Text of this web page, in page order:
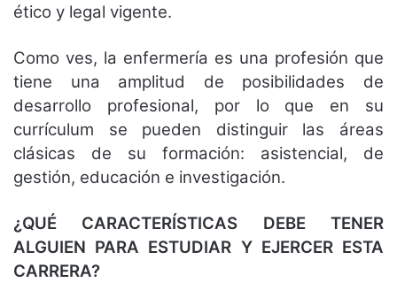
ético y legal vigente.
Como ves, la enfermería es una profesión que
tiene una amplitud de posibilidades de
desarrollo profesional, por lo que en su
currículum se pueden distinguir las áreas
clásicas de su formación: asistencial, de
gestión, educación e investigación.
¿QUÉ CARACTERÍSTICAS DEBE TENER
ALGUIEN PARA ESTUDIAR Y EJERCER ESTA
CARRERA?